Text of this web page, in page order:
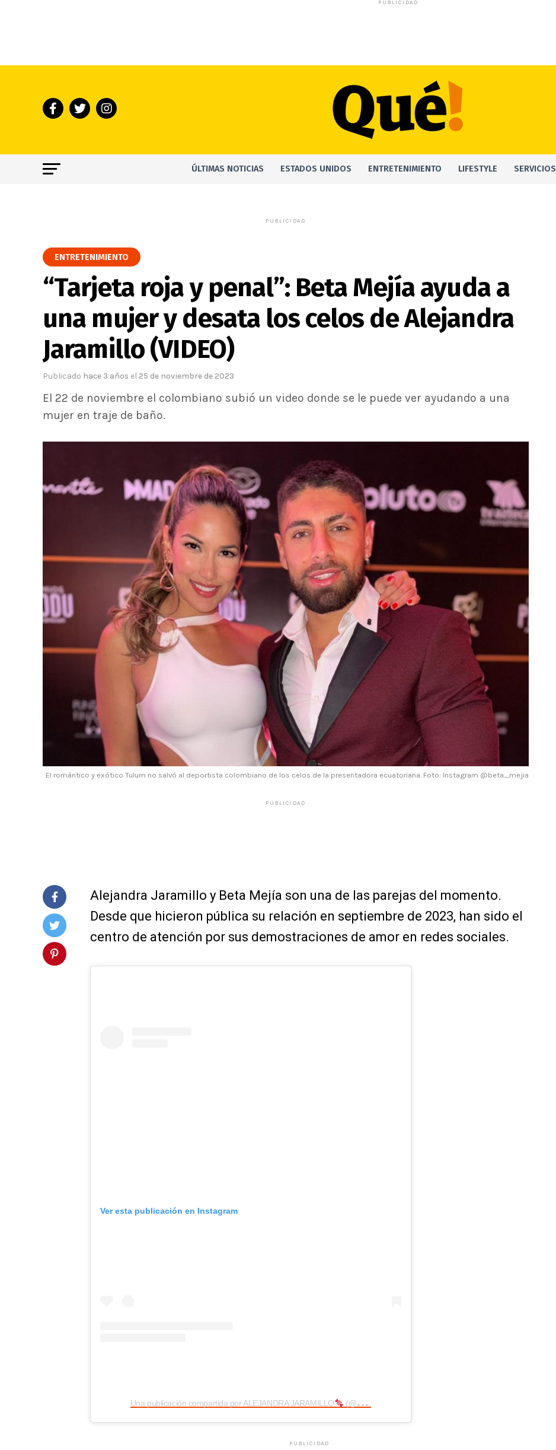
PUBLICIDAD
ÚLTIMAS NOTICIAS ESTADOS UNIDOS ENTRETENIMIENTO LIFESTYLE SERVICIOS
PUBLICIDAD
ENTRETENIMIENTO
“Tarjeta roja y penal”: Beta Mejía ayuda a
una mujer y desata los celos de Alejandra
Jaramillo (VIDEO)
Publicado hace 3 años el 25 de noviembre de 2023
El 22 de noviembre el colombiano subió un video donde se le puede ver ayudando a una
mujer en traje de baño.
El romántico y exótico Tulum no salvó al deportista colombiano de los celos de la presentadora ecuatoriana. Foto: Instagram @beta_mejia
PUBLICIDAD
Alejandra Jaramillo y Beta Mejía son una de las parejas del momento.
Desde que hicieron pública su relación en septiembre de 2023, han sido el
centro de atención por sus demostraciones de amor en redes sociales.
Ver esta publicación en Instagram
Una publicación compartida por ALEJANDRA JARAMILLO (@ale_jaramillo)
PUBLICIDAD